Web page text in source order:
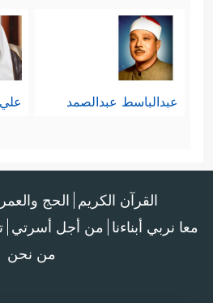
عبدالباسط عبدالصمد
القرآن الكريم الحج
معا نربي أبناءنا من أجل أسرتي
من نحن